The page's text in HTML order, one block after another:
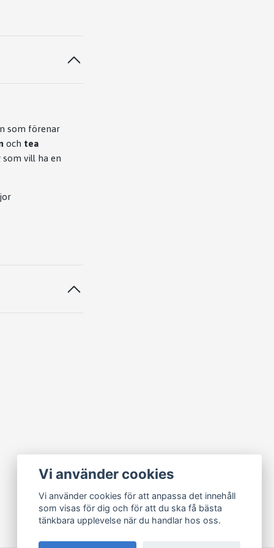
som förenar
och tea
vill ha en
Vi använder cookies
Vi använder cookies för att anpassa det innehåll
som visas för dig och för att du ska få bästa
tänkbara upplevelse när du handlar hos oss.